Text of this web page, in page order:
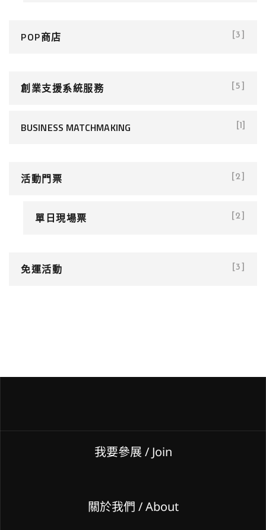
POP商店 [3]
創業支援系統服務 [5]
BUSINESS MATCHMAKING [1]
活動門票 [2]
單日現場票 [2]
免運活動 [3]
我要參展 / Join
關於我們 / About